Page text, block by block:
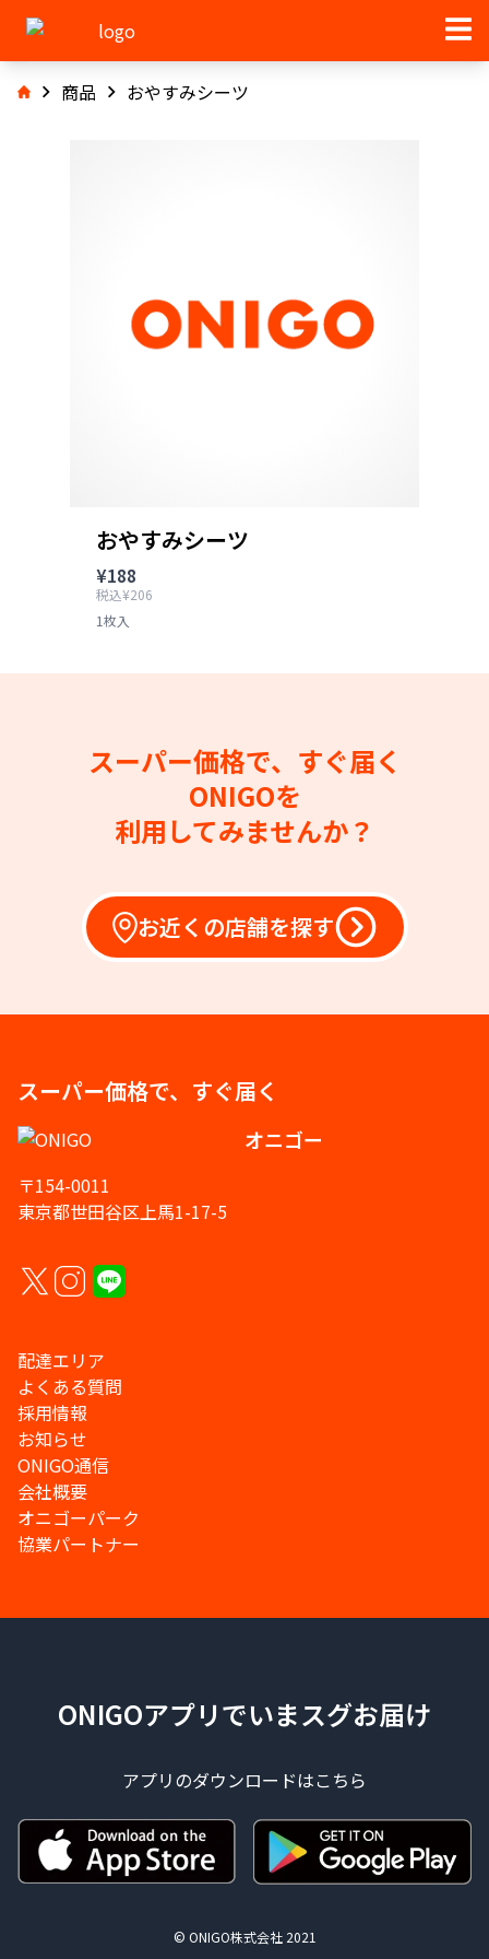
商品 おやすみシーツ
おやすみシーツ
¥188
税込¥206
1枚入
スーパー価格で、すぐ届く
ONIGOを
利用してみませんか？
お近くの店舗を探す
スーパー価格で、すぐ届く
オニゴー
〒154-0011
東京都世田谷区上馬1-17-5
配達エリア
よくある質問
採用情報
お知らせ
ONIGO通信
会社概要
オニゴーパーク
協業パートナー
ONIGOアプリでいまスグお届け
アプリのダウンロードはこちら
© ONIGO株式会社 2021